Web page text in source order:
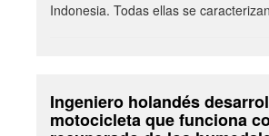
Indonesia. Todas ellas se
Ingeniero holandés
motocicleta que funciona